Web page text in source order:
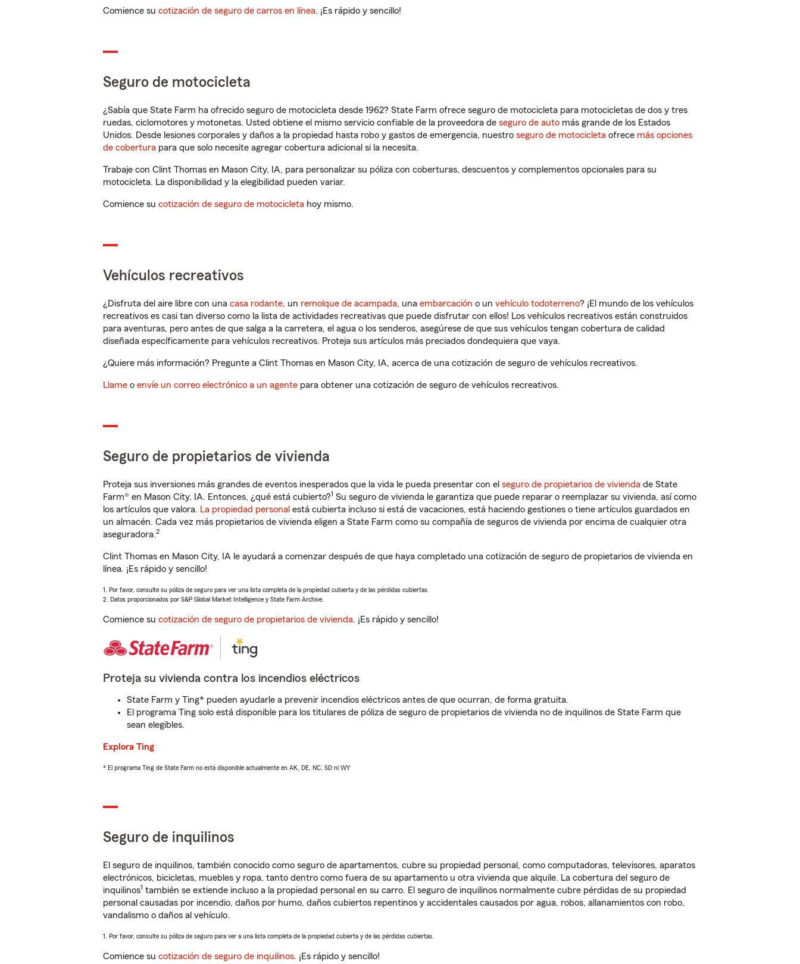
Comience su cotización de seguro de carros en línea. ¡Es rápido y sencillo!
Seguro de motocicleta
¿Sabía que State Farm ha ofrecido seguro de motocicleta desde 1962? State Farm ofrece seguro de motocicleta para motocicletas de dos y tres
ruedas, ciclomotores y motonetas. Usted obtiene el mismo servicio confiable de la proveedora de seguro de auto más grande de los Estados
Unidos. Desde lesiones corporales y daños a la propiedad hasta robo y gastos de emergencia, nuestro seguro de motocicleta ofrece más opciones
de cobertura para que solo necesite agregar cobertura adicional si la necesita.
Trabaje con Clint Thomas en Mason City, IA, para personalizar su póliza con coberturas, descuentos y complementos opcionales para su
motocicleta. La disponibilidad y la elegibilidad pueden variar.
Comience su cotización de seguro de motocicleta hoy mismo.
Vehículos recreativos
¿Disfruta del aire libre con una casa rodante, un remolque de acampada, una embarcación o un vehículo todoterreno? ¡El mundo de los vehículos
recreativos es casi tan diverso como la lista de actividades recreativas que puede disfrutar con ellos! Los vehículos recreativos están construidos
para aventuras, pero antes de que salga a la carretera, el agua o los senderos, asegúrese de que sus vehículos tengan cobertura de calidad
diseñada específicamente para vehículos recreativos. Proteja sus artículos más preciados dondequiera que vaya.
¿Quiere más información? Pregunte a Clint Thomas en Mason City, IA, acerca de una cotización de seguro de vehículos recreativos.
Llame o envíe un correo electrónico a un agente para obtener una cotización de seguro de vehículos recreativos.
Seguro de propietarios de vivienda
Proteja sus inversiones más grandes de eventos inesperados que la vida le pueda presentar con el seguro de propietarios de vivienda de State
Farm® en Mason City, IA. Entonces, ¿qué está cubierto?1 Su seguro de vivienda le garantiza que puede reparar o reemplazar su vivienda, así como
los artículos que valora. La propiedad personal está cubierta incluso si está de vacaciones, está haciendo gestiones o tiene artículos guardados en
un almacén. Cada vez más propietarios de vivienda eligen a State Farm como su compañía de seguros de vivienda por encima de cualquier otra
aseguradora.2
Clint Thomas en Mason City, IA le ayudará a comenzar después de que haya completado una cotización de seguro de propietarios de vivienda en
línea. ¡Es rápido y sencillo!
1. Por favor, consulte su póliza de seguro para ver una lista completa de la propiedad cubierta y de las pérdidas cubiertas.
2. Datos proporcionados por S&P Global Market Intelligence y State Farm Archive.
Comience su cotización de seguro de propietarios de vivienda. ¡Es rápido y sencillo!
Proteja su vivienda contra los incendios eléctricos
State Farm y Ting* pueden ayudarle a prevenir incendios eléctricos antes de que ocurran, de forma gratuita.
El programa Ting solo está disponible para los titulares de póliza de seguro de propietarios de vivienda no de inquilinos de State Farm que
sean elegibles.
Explora Ting
* El programa Ting de State Farm no está disponible actualmente en AK, DE, NC, SD ni WY
Seguro de inquilinos
El seguro de inquilinos, también conocido como seguro de apartamentos, cubre su propiedad personal, como computadoras, televisores, aparatos
electrónicos, bicicletas, muebles y ropa, tanto dentro como fuera de su apartamento u otra vivienda que alquile. La cobertura del seguro de
inquilinos1 también se extiende incluso a la propiedad personal en su carro. El seguro de inquilinos normalmente cubre pérdidas de su propiedad
personal causadas por incendio, daños por humo, daños cubiertos repentinos y accidentales causados por agua, robos, allanamientos con robo,
vandalismo o daños al vehículo.
1. Por favor, consulte su póliza de seguro para ver a una lista completa de la propiedad cubierta y de las pérdidas cubiertas.
Comience su cotización de seguro de inquilinos. ¡Es rápido y sencillo!